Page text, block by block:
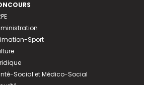
Sport
Social et Médico-Social